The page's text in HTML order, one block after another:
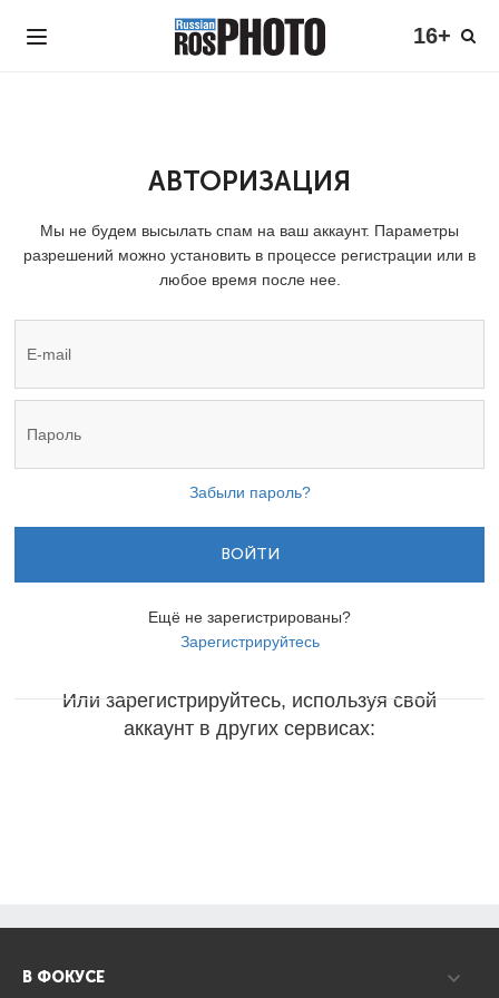
16+
АВТОРИЗАЦИЯ
Мы не будем высылать спам на ваш аккаунт. Параметры
разрешений можно установить в процессе регистрации или в
любое время после нее.
Забыли пароль?
ВОЙТИ
Ещё не зарегистрированы?
Зарегистрируйтесь
Или зарегистрируйтесь, используя свой
аккаунт в других сервисах:
В ФОКУСЕ